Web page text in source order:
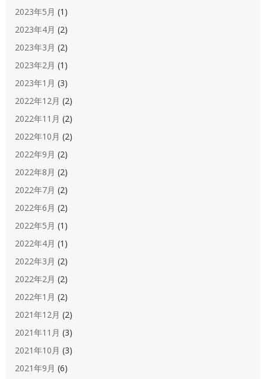
2023年5月 (1)
2023年4月 (2)
2023年3月 (2)
2023年2月 (1)
2023年1月 (3)
2022年12月 (2)
2022年11月 (2)
2022年10月 (2)
2022年9月 (2)
2022年8月 (2)
2022年7月 (2)
2022年6月 (2)
2022年5月 (1)
2022年4月 (1)
2022年3月 (2)
2022年2月 (2)
2022年1月 (2)
2021年12月 (2)
2021年11月 (3)
2021年10月 (3)
2021年9月 (6)